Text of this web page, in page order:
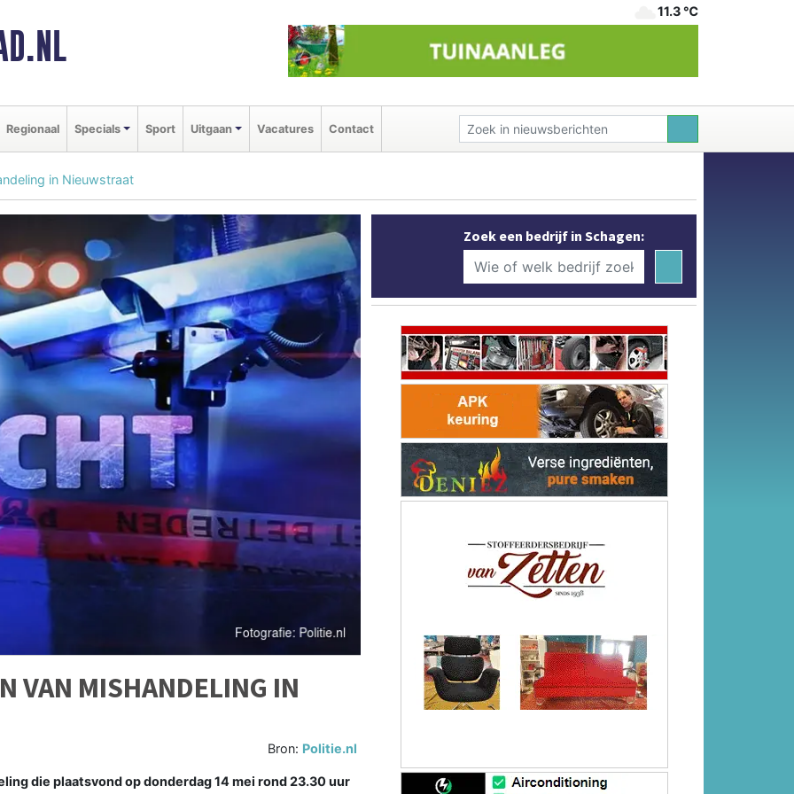
11.3 ℃
Regionaal Specials Sport Uitgaan Vacatures Contact
in Nieuwstraat
VAN MISHANDELING IN
Bron: Politie.nl
die plaatsvond op donderdag 14 mei rond 23.30 uur
Zoek een bedrijf in Schagen: